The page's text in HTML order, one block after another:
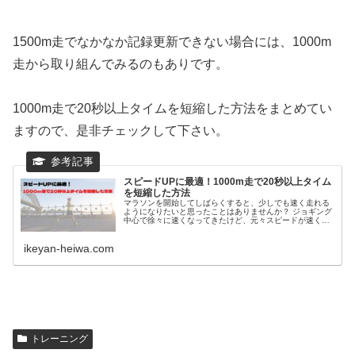
1500m走でなかなか記録更新できない場合には、1000m
走から取り組んでみるのもありです。
1000m走で20秒以上タイムを短縮した方法をまとめてい
ますので、是非チェックして下さい。
スピードUPに最適！1000m走で20秒以上タイム
を短縮した方法
マラソンを開始してしばらくすると、少しでも速く走れる
ようになりたいと思ったことはありませんか？ ジョギング
中心で徐々に速くなってきたけど、元々スピードが速くな
ikeyan-heiwa.com
トレーニング